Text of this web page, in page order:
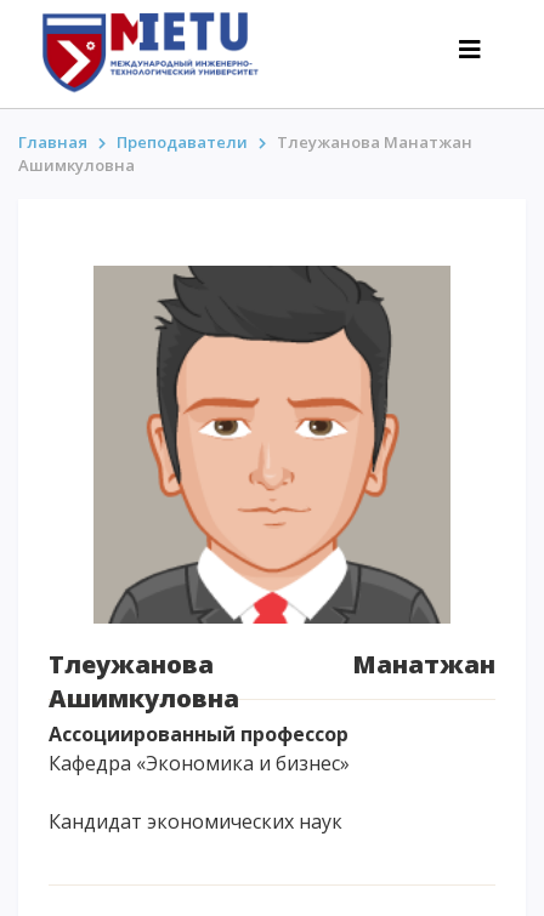
Стоимость обучения
Меньше 50 баллов/Без ЕНТ
Международная программа АССА
Кампус-тур
International studying
METU Courses
ОБРАЗОВАТЕЛЬНЫЕ ПРОГРАММЫ
Главная Преподаватели
Тлеужанова Манатжан
Ашимкуловна
Тлеужанова Манатжан
Ашимкуловна
Ассоциированный профессор
Кафедра «Экономика и бизнес»
Кандидат экономических наук